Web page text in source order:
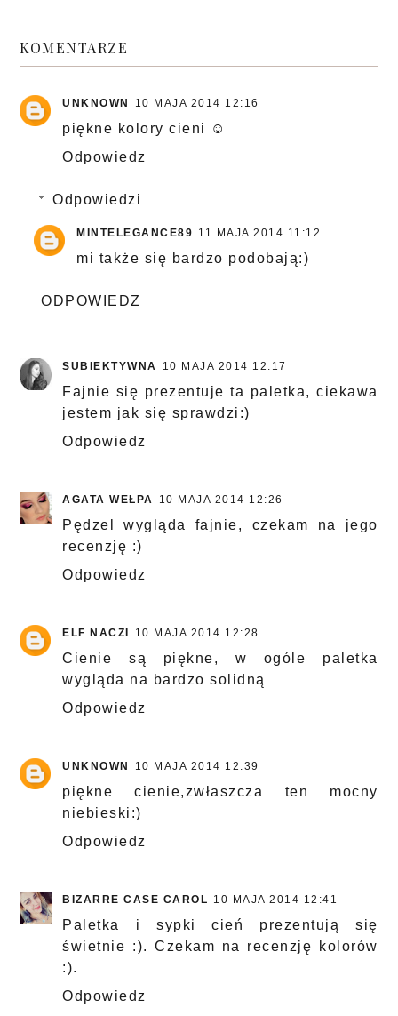
KOMENTARZE
UNKNOWN 10 MAJA 2014 12:16
piękne kolory cieni ☺
Odpowiedz
Odpowiedzi
MINTELEGANCE89 11 MAJA 2014 11:12
mi także się bardzo podobają:)
ODPOWIEDZ
SUBIEKTYWNA 10 MAJA 2014 12:17
Fajnie się prezentuje ta paletka, ciekawa
jestem jak się sprawdzi:)
Odpowiedz
AGATA WEŁPA 10 MAJA 2014 12:26
Pędzel wygląda fajnie, czekam na jego
recenzję :)
Odpowiedz
ELF NACZI 10 MAJA 2014 12:28
Cienie są piękne, w ogóle paletka
wygląda na bardzo solidną
Odpowiedz
UNKNOWN 10 MAJA 2014 12:39
piękne cienie,zwłaszcza ten mocny
niebieski:)
Odpowiedz
BIZARRE CASE CAROL 10 MAJA 2014 12:41
Paletka i sypki cień prezentują się
świetnie :). Czekam na recenzję kolorów
:).
Odpowiedz